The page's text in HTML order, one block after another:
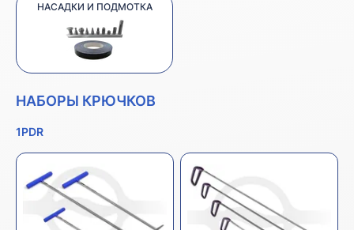
НАСАДКИ И ПОДМОТКА
НАБОРЫ КРЮЧКОВ
1PDR